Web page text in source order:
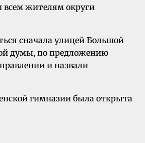
всем жителям округи
сначала улицей Большой
думы, по предложению
и назвали
гимназии была открыта